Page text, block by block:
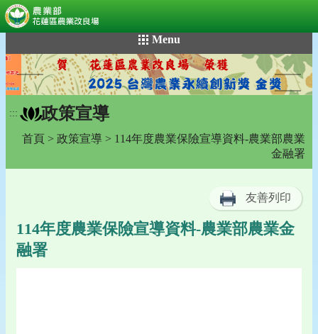
到
主
要
內
容
Menu
::: 政策宣導
首頁 > 政策宣導 > 114年度農業保險宣導資料-農業部農業
金融署
友善列印
114年度農業保險宣導資料-農業部農業金
融署